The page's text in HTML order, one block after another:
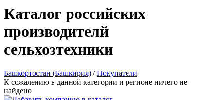
Каталог российских
производителй
сельхозтехники
Башкортостан (Башкирия) /Покупатели
К сожалению в данной категории и регионе ничего не
найдено